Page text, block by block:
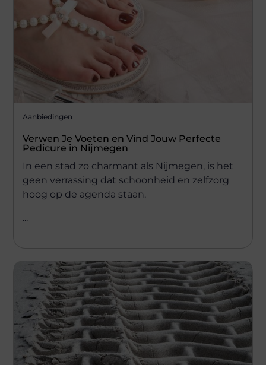
Aanbiedingen
Verwen Je Voeten en Vind Jouw Perfecte
Pedicure in Nijmegen
In een stad zo charmant als Nijmegen, is het
geen verrassing dat schoonheid en zelfzorg
hoog op de agenda staan.
...